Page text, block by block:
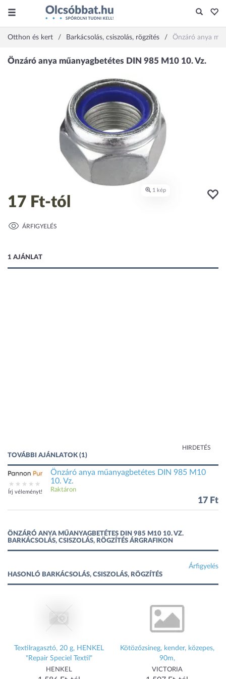
Otthon és kert Barkácsolás, csiszolás, rögzítés Önzáró anya
17 Ft-tól
ÁRFIGYELÉS
1 AJÁNLAT
HIRDETÉS
TOVÁBBI AJÁNLATOK (1)
Írj véleményt!
Önzáró anya műanyagbetétes DIN 985 M10
10. Vz.
Raktáron
17 Ft
ÖNZÁRÓ ANYA MŰANYAGBETÉTES DIN 985 M10 10. VZ.
BARKÁCSOLÁS, CSISZOLÁS, RÖGZÍTÉS ÁRGRAFIKON
Árfigyelés
HASONLÓ BARKÁCSOLÁS, CSISZOLÁS, RÖGZÍTÉS
Textilragasztó, 20 g, HENKEL
"Repair Speciel Textil"
HENKEL
Kötözőzsineg, kender, közepes,
90m,
VICTORIA